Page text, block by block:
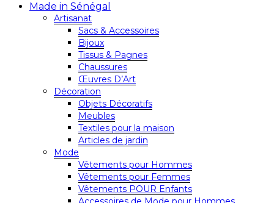
Made in Sénégal
Artisanat
Sacs & Accessoires
Bijoux
Tissus & Pagnes
Chaussures
Œuvres D’Art
Décoration
Objets Décoratifs
Meubles
Textiles pour la maison
Articles de jardin
Mode
Vêtements pour Hommes
Vêtements pour Femmes
Vêtements POUR Enfants